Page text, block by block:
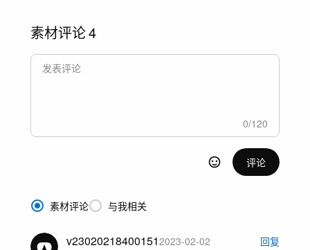
素材评论4
0/120
评论
素材评论 与我相关
v230202184001512023-02-02
回复